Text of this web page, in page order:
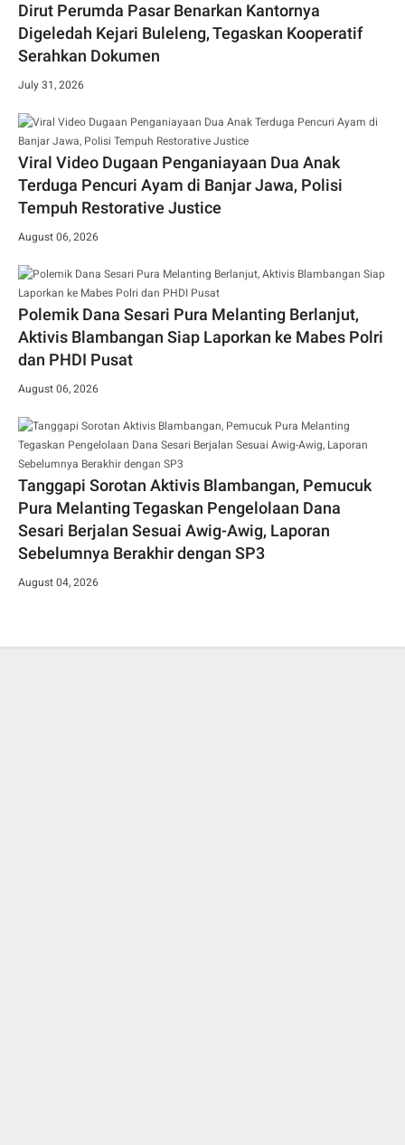
Dirut Perumda Pasar Benarkan Kantornya
Digeledah Kejari Buleleng, Tegaskan Kooperatif
Serahkan Dokumen
July 31, 2026
Viral Video Dugaan Penganiayaan Dua Anak
Terduga Pencuri Ayam di Banjar Jawa, Polisi
Tempuh Restorative Justice
August 06, 2026
Polemik Dana Sesari Pura Melanting Berlanjut,
Aktivis Blambangan Siap Laporkan ke Mabes Polri
dan PHDI Pusat
August 06, 2026
Tanggapi Sorotan Aktivis Blambangan, Pemucuk
Pura Melanting Tegaskan Pengelolaan Dana
Sesari Berjalan Sesuai Awig-Awig, Laporan
Sebelumnya Berakhir dengan SP3
August 04, 2026